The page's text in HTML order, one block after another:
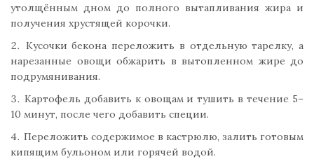
утолщённым дном до полного вытапливания жира и
получения хрустящей корочки.
Кусочки бекона переложить в отдельную тарелку, а
нарезанные овощи обжарить в вытопленном жире до
подрумянивания.
Картофель добавить к овощам и тушить в течение 5–
10 минут, после чего добавить специи.
Переложить содержимое в кастрюлю, залить готовым
кипящим бульоном или горячей водой.